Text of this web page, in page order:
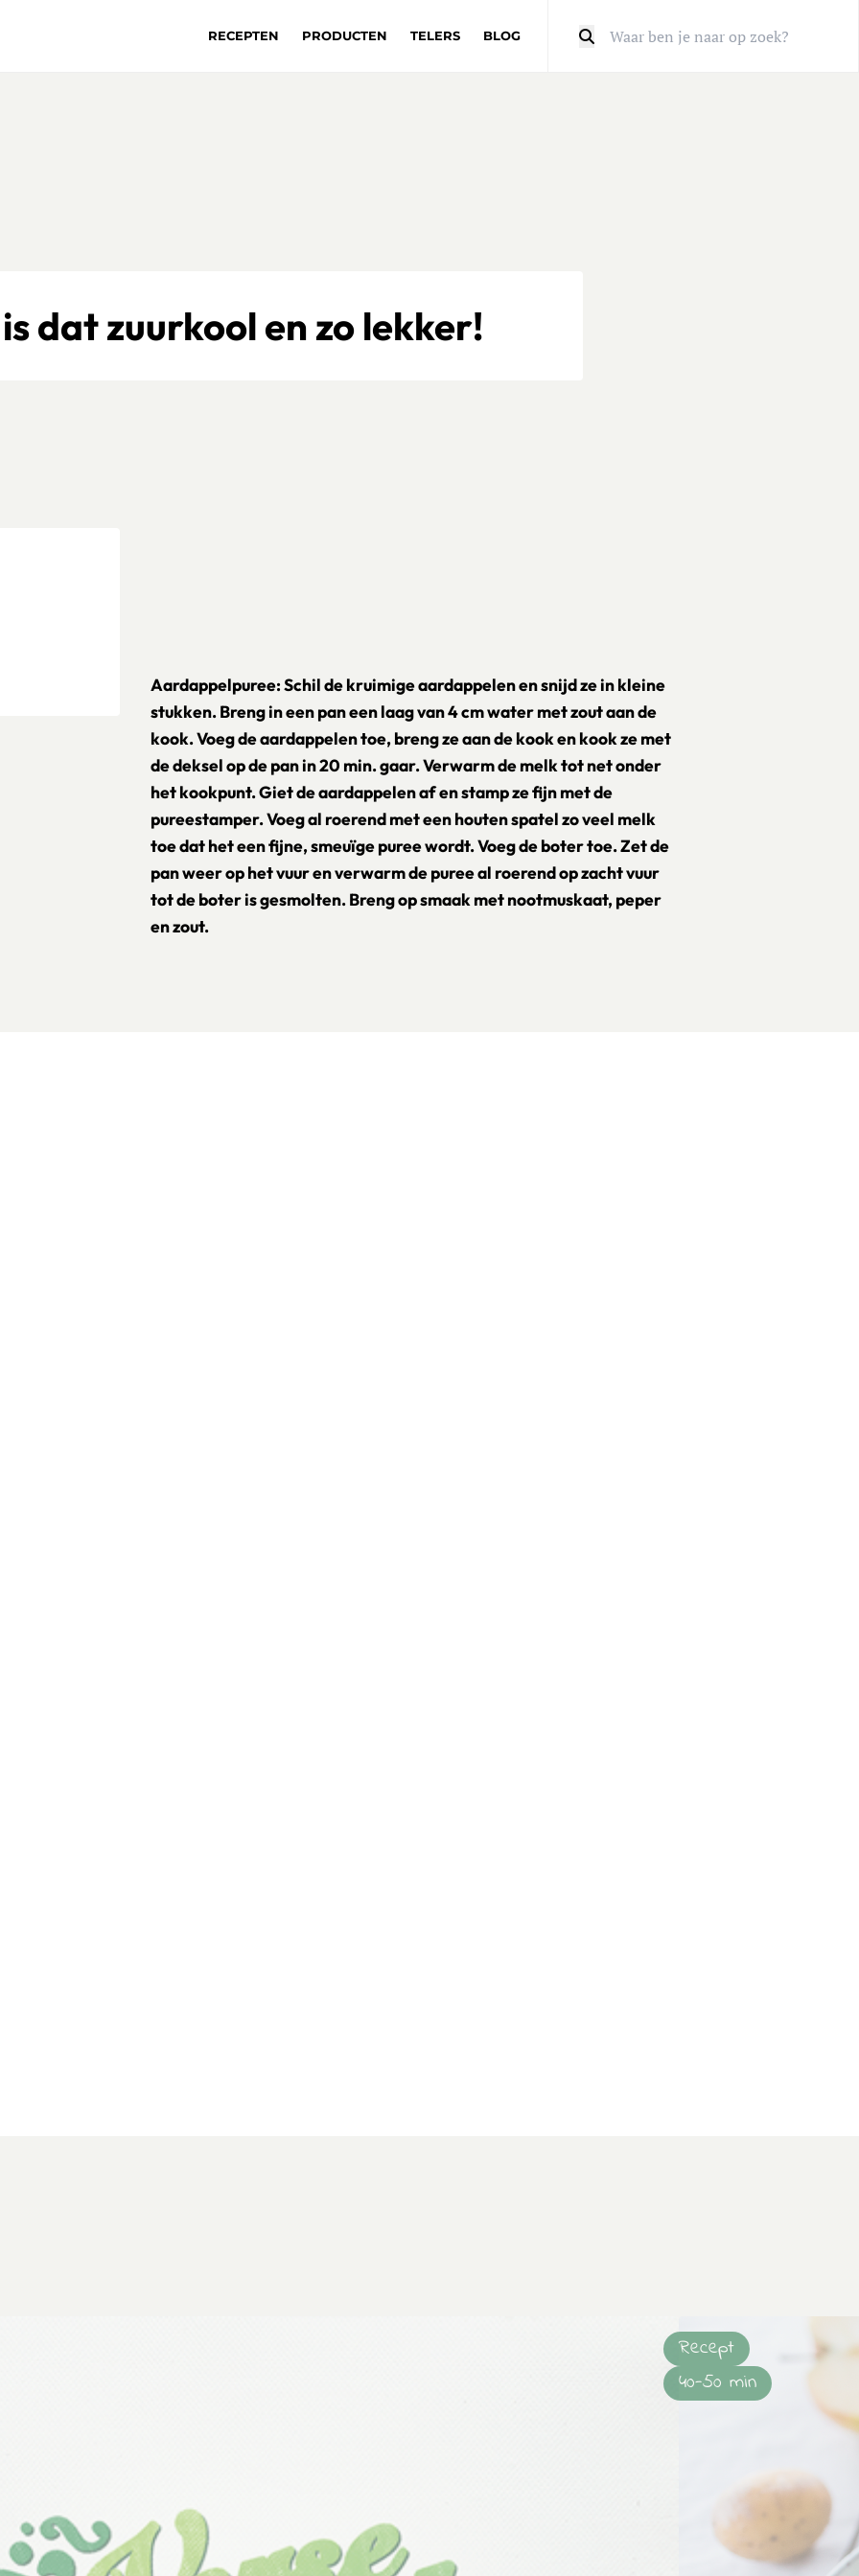
RECEPTEN PRODUCTEN TELERS BLOG
dat zuurkool en zo lekker!
Aardappelpuree: Schil de kruimige aardappelen en snijd ze in kleine
stukken. Breng in een pan een laag van 4 cm water met zout aan de
kook. Voeg de aardappelen toe, breng ze aan de kook en kook ze met
de deksel op de pan in 20 min. gaar. Verwarm de melk tot net onder
het kookpunt. Giet de aardappelen af en stamp ze fijn met de
pureestamper. Voeg al roerend met een houten spatel zo veel melk
toe dat het een fijne, smeuïge puree wordt. Voeg de boter toe. Zet de
pan weer op het vuur en verwarm de puree al roerend op zacht vuur
tot de boter is gesmolten. Breng op smaak met nootmuskaat, peper
en zout.
persoon
Recept
40-50 min